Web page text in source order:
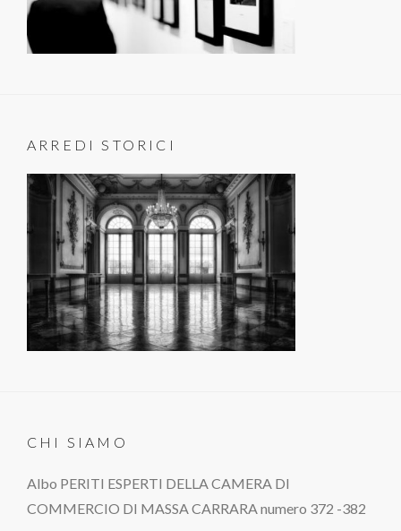
ARREDI STORICI
CHI SIAMO
Albo PERITI ESPERTI DELLA CAMERA DI
COMMERCIO DI MASSA CARRARA numero 372 -382